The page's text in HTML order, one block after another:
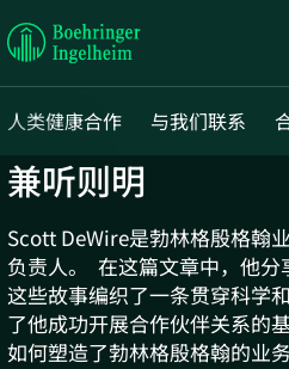
Boehringer
Ingelheim
人类健康合作
与我们联系
Next
兼听则明
Scott DeWire是勃林格殷格翰
负责人。 在这篇文章中，他分
这些故事编织了一条贯穿科学
了他成功开展合作伙伴关系的
如何塑造了勃林格殷格翰的业